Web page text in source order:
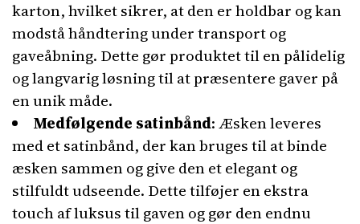
karton, hvilket sikrer, at den er holdbar og kan
modstå håndtering under transport og
gaveåbning. Dette gør produktet til en pålidelig
og langvarig løsning til at præsentere gaver på
en unik måde.
Medfølgende satinbånd: Æsken leveres
med et satinbånd, der kan bruges til at binde
æsken sammen og give den et elegant og
stilfuldt udseende. Dette tilføjer en ekstra
touch af luksus til gaven og gør den endnu